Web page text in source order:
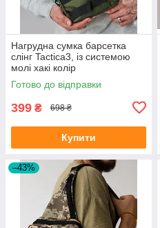
Нагрудна сумка барсетка
слінг Tactica3, із системою
молі хакі колір
Готово до відправки
399 ₴ 698 ₴
Купити
–43%